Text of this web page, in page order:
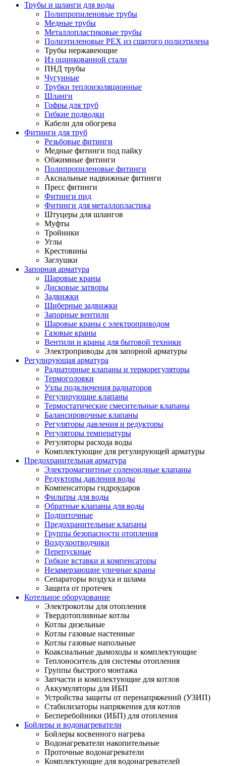
Трубы и шланги для воды
Полипропиленовые трубы
Медные трубы
Металлопластиковые трубы
Полиэтиленовые PEX из сшитого полиэтилена
Трубы нержавеющие
Из оцинкованной стали
ПНД трубы
Чугунные
Трубки теплоизоляционные
Шланги
Гофры для труб
Гибкие подводки
Кабели для обогрева
Фитинги для труб
Резьбовые фитинги
Медные фитинги под пайку
Обжимные фитинги
Полипропиленовые фитинги
Аксиальные надвижные фитинги
Пресс фитинги
Фитинги пнд
Фитинги для металлопластика
Штуцеры для шлангов
Муфты
Тройники
Углы
Крестовины
Заглушки
Запорная арматура
Шаровые краны
Дисковые затворы
Задвижки
Шиберные задвижки
Запорные вентили
Шаровые краны с электроприводом
Газовые краны
Вентили и краны для бытовой техники
Электроприводы для запорной арматуры
Регулирующая арматура
Радиаторные клапаны и терморегуляторы
Термоголовки
Узлы подключения радиаторов
Регулирующие клапаны
Термостатические смесительные клапаны
Балансировочные клапаны
Регуляторы давления и редукторы
Регуляторы температуры
Регуляторы расхода воды
Комплектующие для регулирующей арматуры
Предохранительная арматура
Электромагнитные соленоидные клапаны
Редукторы давления воды
Компенсаторы гидроударов
Фильтры для воды
Обратные клапаны для воды
Подпиточные
Предохранительные клапаны
Группы безопасности отопления
Воздухоотводчики
Перепускные
Гибкие вставки и компенсаторы
Незамерзающие уличные краны
Сепараторы воздуха и шлама
Защита от протечек
Котельное оборудование
Электрокотлы для отопления
Твердотопливные котлы
Котлы дизельные
Котлы газовые настенные
Котлы газовые напольные
Коаксиальные дымоходы и комплектующие
Теплоноситель для системы отопления
Группы быстрого монтажа
Запчасти и комплектующие для котлов
Аккумуляторы для ИБП
Устройства защиты от перенапряжений (УЗИП)
Стабилизаторы напряжения для котлов
Бесперебойники (ИБП) для отопления
Бойлеры и водонагреватели
Бойлеры косвенного нагрева
Водонагреватели накопительные
Проточные водонагреватели
Комплектующие для водонагревателей